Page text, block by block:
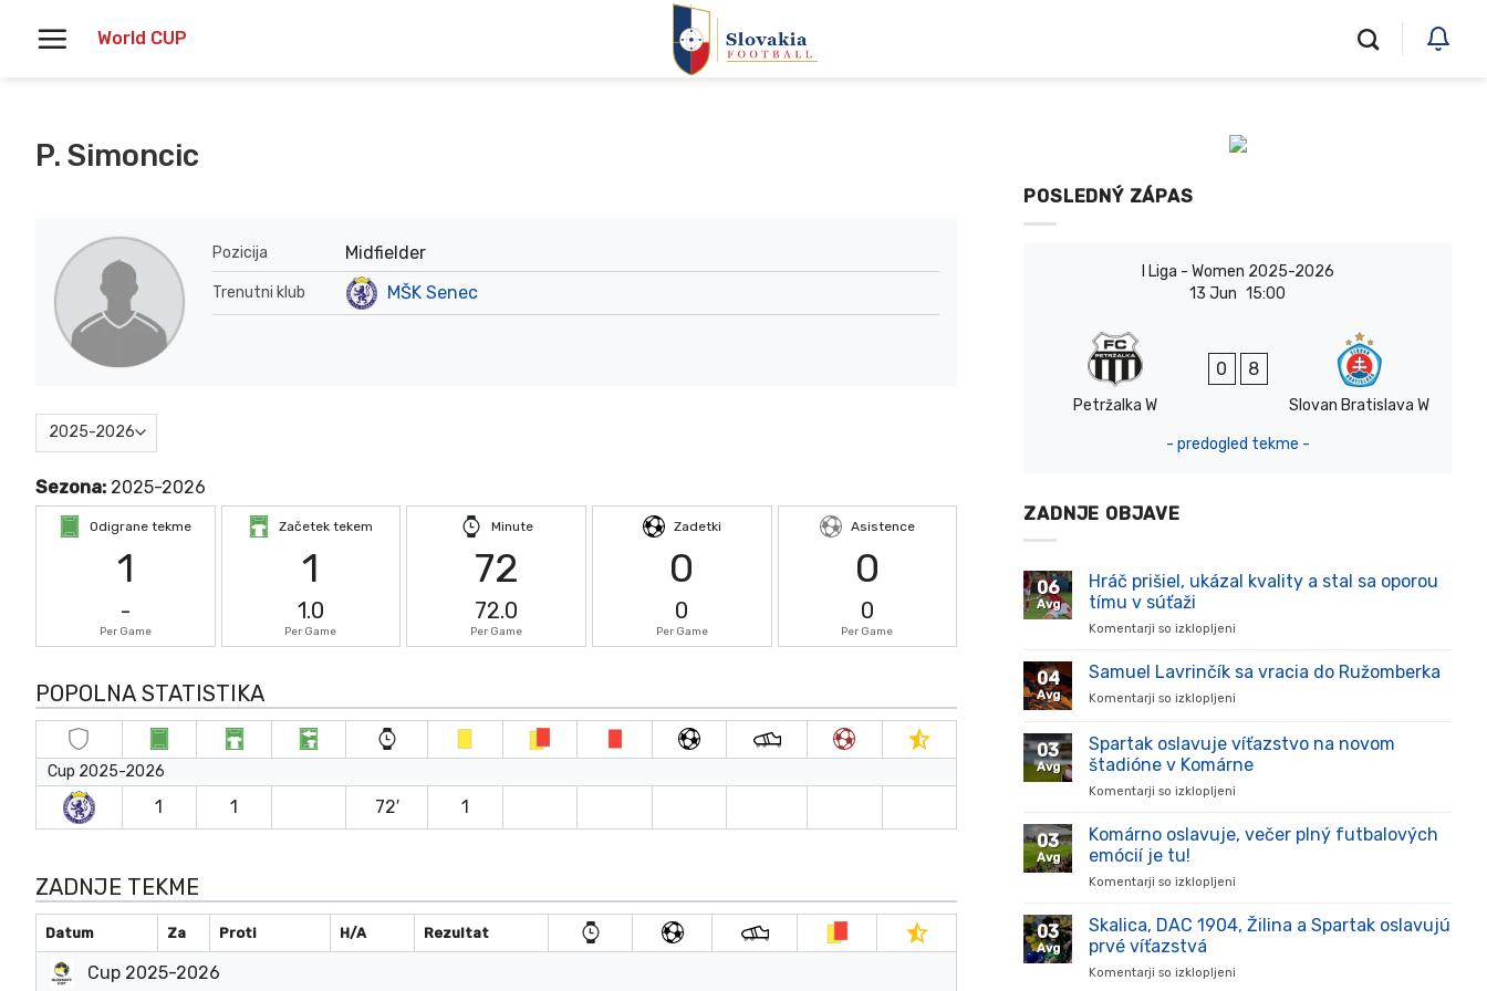
World CUP
P. Simoncic
Pozicija Midfielder
Trenutni klub MŠK Senec
Sezona: 2025-2026
Odigrane tekme
1
-
Per Game
Začetek tekem
1
1.0
Per Game
Minute
72
72.0
Per Game
Zadetki
0
0
Per Game
Asistence
0
0
Per Game
POPOLNA STATISTIKA
Cup 2025-2026
1 1 72′ 1
ZADNJE TEKME
Datum Za Proti H/A Rezultat
Cup 2025-2026
POSLEDNÝ ZÁPAS
I Liga - Women 2025-2026
13 Jun 15:00
Petržalka W
0 8
Slovan Bratislava W
- predogled tekme -
ZADNJE OBJAVE
06
Avg
Hráč prišiel, ukázal kvality a stal sa oporou
tímu v súťaži
Komentarji so izklopljeni
prišiel,
stal
sa
súťaži
04
Avg
Samuel Lavrinčík sa vracia do Ružomberka
Komentarji so izklopljeni
Lavrinčík
vracia
03
Avg
Spartak oslavuje víťazstvo na novom
štadióne v Komárne
Komentarji so izklopljeni
oslavuje
v
03
Avg
Komárno oslavuje, večer plný futbalových
emócií je tu!
Komentarji so izklopljeni
oslavuje,
03
Avg
Skalica, DAC 1904, Žilina a Spartak oslavujú
prvé víťazstvá
Komentarji so izklopljeni